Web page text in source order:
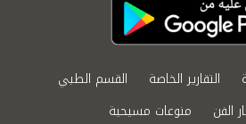
التقارير الخاصة
القسم الطبي
الفن
منوعات مسيحية